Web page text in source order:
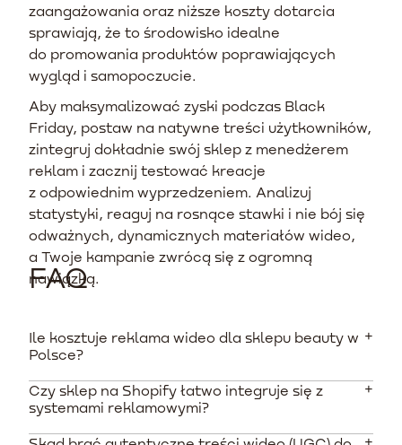
zaangażowania oraz niższe koszty dotarcia
sprawiają, że to środowisko idealne
do promowania produktów poprawiających
wygląd i samopoczucie.
Aby maksymalizować zyski podczas Black
Friday, postaw na natywne treści użytkowników,
zintegruj dokładnie swój sklep z menedżerem
reklam i zacznij testować kreacje
z odpowiednim wyprzedzeniem. Analizuj
statystyki, reaguj na rosnące stawki i nie bój się
odważnych, dynamicznych materiałów wideo,
a Twoje kampanie zwrócą się z ogromną
nawiązką.
FAQ
Ile kosztuje reklama wideo dla sklepu beauty w
Polsce?
Średni koszt za 1000 wyświetleń (CPM) wynosi w Polsce
PLN. Minimalny rekomendowany budżet miesięczny to
Czy sklep na Shopify łatwo integruje się z
systemami reklamowymi?